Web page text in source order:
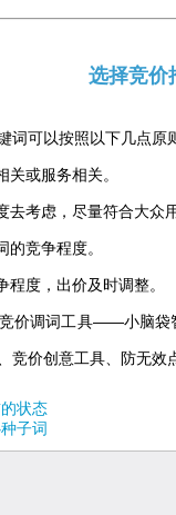
选择竞价
词可以按照以下几点原
或服务相关。
考虑，尽量符合大众
竞争程度。
度，出价及时调整。
价调词工具——小脑袋
竞价创意工具、防无效
状态
子词